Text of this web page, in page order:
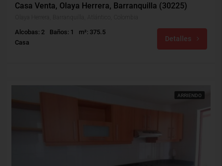
Casa Venta, Olaya Herrera, Barranquilla (30225)
Alcobas: 2 Baños: 1
m²: 375.5
Casa
Detalles
ARRIENDO